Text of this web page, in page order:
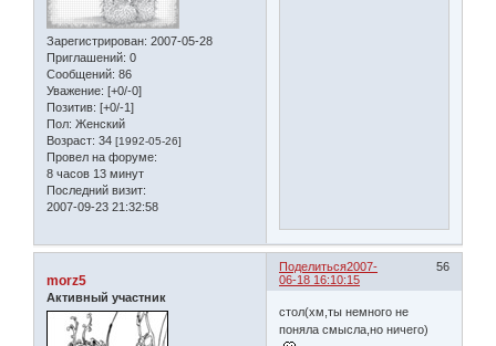
Зарегистрирован: 2007-05-28
Приглашений: 0
Сообщений: 86
Уважение: [+0/-0]
Позитив: [+0/-1]
Пол: Женский
Возраст: 34 [1992-05-26]
Провел на форуме:
8 часов 13 минут
Последний визит:
2007-09-23 21:32:58
Поделиться 56
2007-
06-18 16:10:15
morz5
Активный участник
стол(хм,ты немного не
поняла смысла,но ничего)